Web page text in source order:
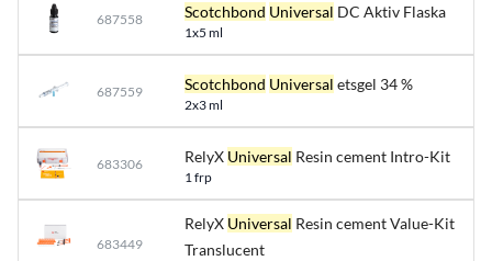
687558 Scotchbond Universal DC Aktiv Flaska
1x5 ml
687559 Scotchbond Universal etsgel 34 %
2x3 ml
683306 RelyX Universal Resin cement Intro-Kit
1 frp
683449
RelyX Universal Resin cement Value-Kit
Translucent